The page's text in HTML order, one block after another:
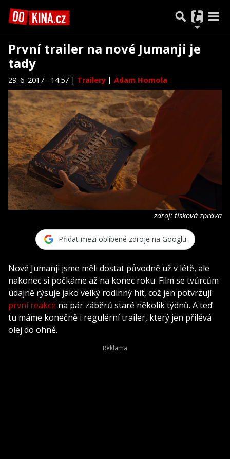
První trailer na nové Jumanji je
tady
29. 6. 2017 - 14:57 | Trailery | Adam Homola
zdroj: tisková zpráva
Přidat mezi oblíbené zdroje na Googlu
Nové Jumanji jsme měli dostat původně už v létě, ale
nakonec si počkáme až na konec roku. Film se tvůrcům
údajně rýsuje jako velký rodinný hit, což jen potvrzují
první reakce na pár záběrů staré několik týdnů. A teď
tu máme konečně i regulérní trailer, který jen přilévá
olej do ohně.